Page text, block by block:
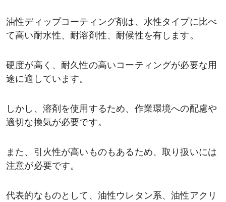
油性ディップコーティング剤は、水性タイプに比べ
て高い耐水性、耐溶剤性、耐候性を有します。
硬度が高く、耐久性の高いコーティングが必要な用
途に適しています。
しかし、溶剤を使用するため、作業環境への配慮や
適切な換気が必要です。
また、引火性が高いものもあるため、取り扱いには
注意が必要です。
代表的なものとして、油性ウレタン系、油性アクリ